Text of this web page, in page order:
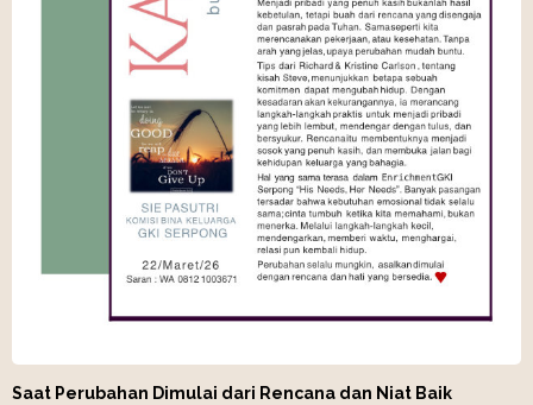
Saat Perubahan Dimulai dari Rencana dan Niat Baik